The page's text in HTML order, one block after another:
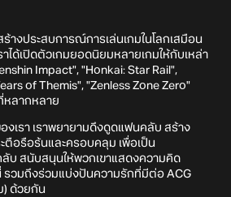
างประสบการณ์การเล่นเกมในโลกเสมือน
าได้เปิดตัวเกมยอดนิยมหลายเกมให้กับเหล่า
Impact", "Honkai: Star Rail",
of Themis", "Zenless Zone Zero"
หลากหลาย
เรา เราพยายามดึงดูดแฟนคลับ สร้าง
อรือร้นและครอบคลุม เพื่อเป็น
บ สนับสนุนให้พวกเขาแสดงความคิด
รวมถึงร่วมแบ่งปันความรักที่มีต่อ ACG
) ด้วยกัน